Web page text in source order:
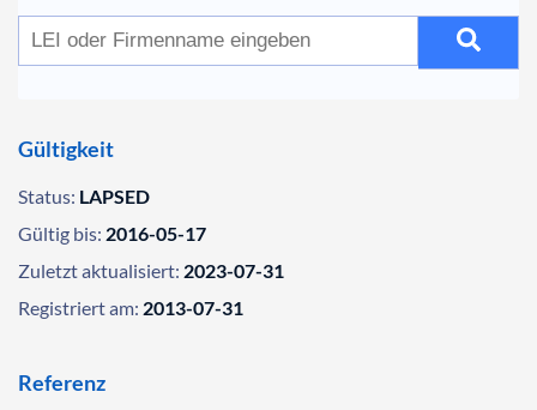
Gültigkeit
Status: LAPSED
Gültig bis: 2016-05-17
Zuletzt aktualisiert: 2023-07-31
Registriert am: 2013-07-31
Referenz